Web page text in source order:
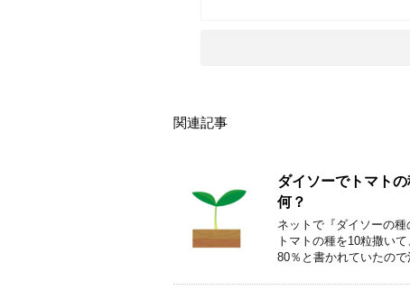
関連記事
ダイソーでトマト
何？
ネットで『ダイソーの
トマトの種を10粒撒い
80％と書かれていたの